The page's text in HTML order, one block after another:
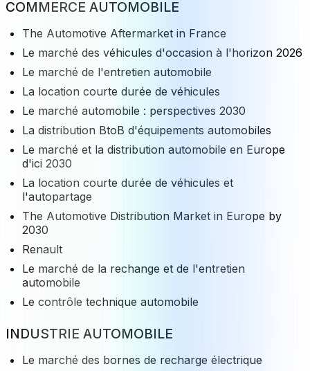
COMMERCE AUTOMOBILE
The Automotive Aftermarket in France
Le marché des véhicules d'occasion à l'horizon 2026
Le marché de l'entretien automobile
La location courte durée de véhicules
Le marché automobile : perspectives 2030
La distribution BtoB d'équipements automobiles
Le marché et la distribution automobile en Europe
d'ici 2030
La location courte durée de véhicules et
l'autopartage
The Automotive Distribution Market in Europe by
2030
Renault
Le marché de la rechange et de l'entretien
automobile
Le contrôle technique automobile
INDUSTRIE AUTOMOBILE
Le marché des bornes de recharge électrique